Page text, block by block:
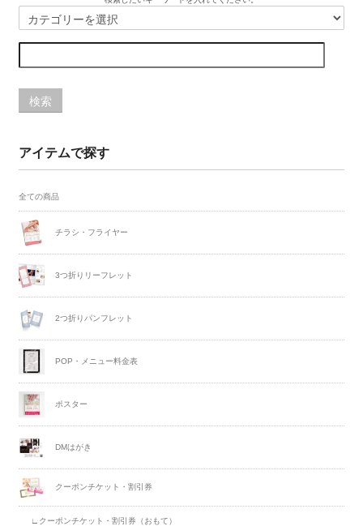
検索
アイテムで探す
全ての商品
チラシ・フライヤー
3つ折りリーフレット
2つ折りパンフレット
POP・メニュー料金表
ポスター
DMはがき
クーポンチケット・割引券
∟クーポンチケット・割引券（おもて）